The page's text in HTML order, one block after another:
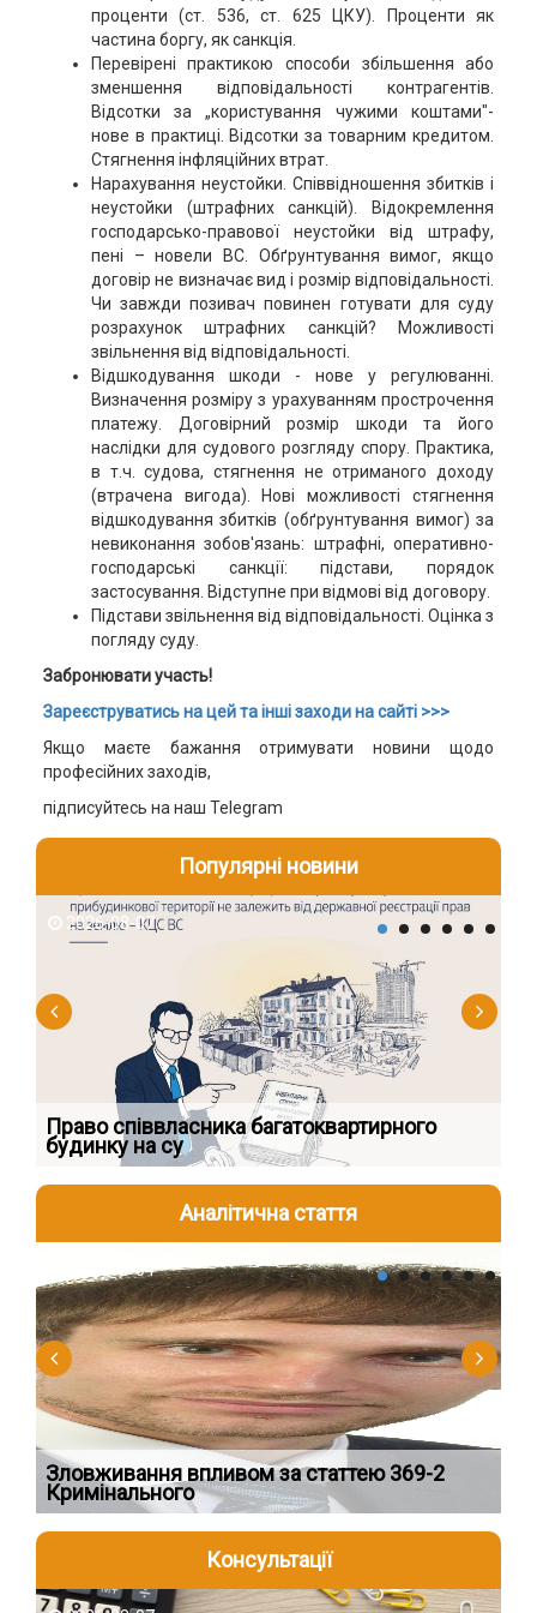
проценти (ст. 536, ст. 625 ЦКУ). Проценти як
частина боргу, як санкція.
Перевірені практикою способи збільшення або
зменшення відповідальності контрагентів.
Відсотки за „користування чужими коштами"-
нове в практиці. Відсотки за товарним кредитом.
Стягнення інфляційних втрат.
Нарахування неустойки. Співвідношення збитків і
неустойки (штрафних санкцій). Відокремлення
господарсько-правової неустойки від штрафу,
пені – новели ВС. Обґрунтування вимог, якщо
договір не визначає вид і розмір відповідальності.
Чи завжди позивач повинен готувати для суду
розрахунок штрафних санкцій? Можливості
звільнення від відповідальності.
Відшкодування шкоди - нове у регулюванні.
Визначення розміру з урахуванням прострочення
платежу. Договірний розмір шкоди та його
наслідки для судового розгляду спору. Практика,
в т.ч. судова, стягнення не отриманого доходу
(втрачена вигода). Нові можливості стягнення
відшкодування збитків (обґрунтування вимог) за
невиконання зобов'язань: штрафні, оперативно-
господарські санкції: підстави, порядок
застосування. Відступне при відмові від договору.
Підстави звільнення від відповідальності. Оцінка з
погляду суду.
Забронювати участь!
Зареєструватись на цей та інші заходи на сайті >>>
Якщо маєте бажання отримувати новини щодо
професійних заходів,
підписуйтесь на наш Telegram
Популярні новини
2026-08-07
Право співвласника багатоквартирного
будинку на су
Аналітична стаття
2026-08-04
Зловживання впливом за статтею 369-2
Кримінального
Консультації